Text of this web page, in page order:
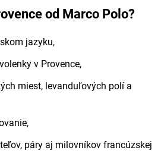
od Marco Polo?
jazyku,
v Provence,
miest, levanduľových polí a
páry aj milovníkov francúzskej